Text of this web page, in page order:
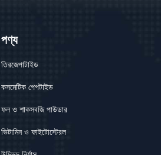
পণ্য
তিরজেপাটাইড
কসমেটিক পেপটাইড
ফল ও শাকসবজি পাউডার
ভিটামিন ও ফাইটোস্টেরল